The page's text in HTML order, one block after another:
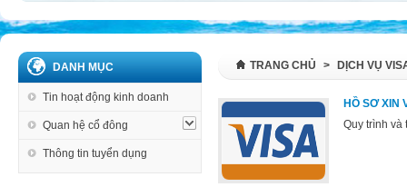
DANH MỤC
Tin hoạt động kinh doanh
Quan hệ cổ đông
Thông tin tuyển dụng
TRANG CHỦ > DỊCH VỤ
HỒ SƠ XIN
Quy trình và